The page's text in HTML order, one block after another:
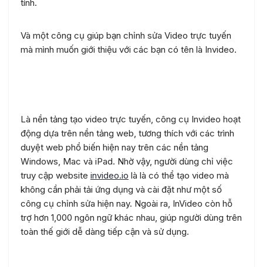
tính.
Và một công cụ giúp bạn chỉnh sửa Video trực tuyến
mà mình muốn giới thiệu với các bạn có tên là Invideo.
Là nền tảng tạo video trực tuyến, công cụ Invideo hoạt
động dựa trên nền tảng web, tương thích với các trình
duyệt web phổ biến hiện nay trên các nền tảng
Windows, Mac và iPad. Nhờ vậy, người dùng chỉ việc
truy cập website invideo.io là là có thể tạo video mà
không cần phải tải ứng dụng và cài đặt như một số
công cụ chỉnh sửa hiện nay. Ngoài ra, InVideo còn hỗ
trợ hơn 1,000 ngôn ngữ khác nhau, giúp người dùng trên
toàn thế giới dễ dàng tiếp cận và sử dụng.